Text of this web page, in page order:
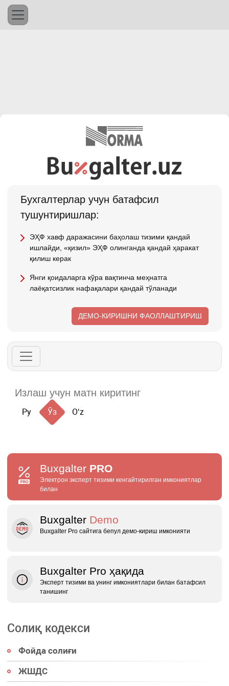
Бухгалтерлар учун батафсил
тушунтиришлар:
ЭҲФ хавф даражасини баҳолаш тизими қандай
ишлайди, «қизил» ЭҲФ олинганда қандай ҳаракат
қилиш керак
Янги қоидаларга кўра вақтинча меҳнатга
лаёқатсизлик нафақалари қандай тўланади
ДЕМО-КИРИШНИ ФАОЛЛАШТИРИШ
Ру Ўз Oʻz
Buxgalter PRO
Электрон эксперт тизими кенгайтирилган имкониятлар
билан
Buxgalter Demo
Buxgalter Pro сайтига бепул демо‑кириш имконияти
Buxgalter Pro ҳақида
Эксперт тизими ва унинг имкониятлари билан батафсил
танишинг
Солиқ кодекси
Фойда солиғи
ЖШДС